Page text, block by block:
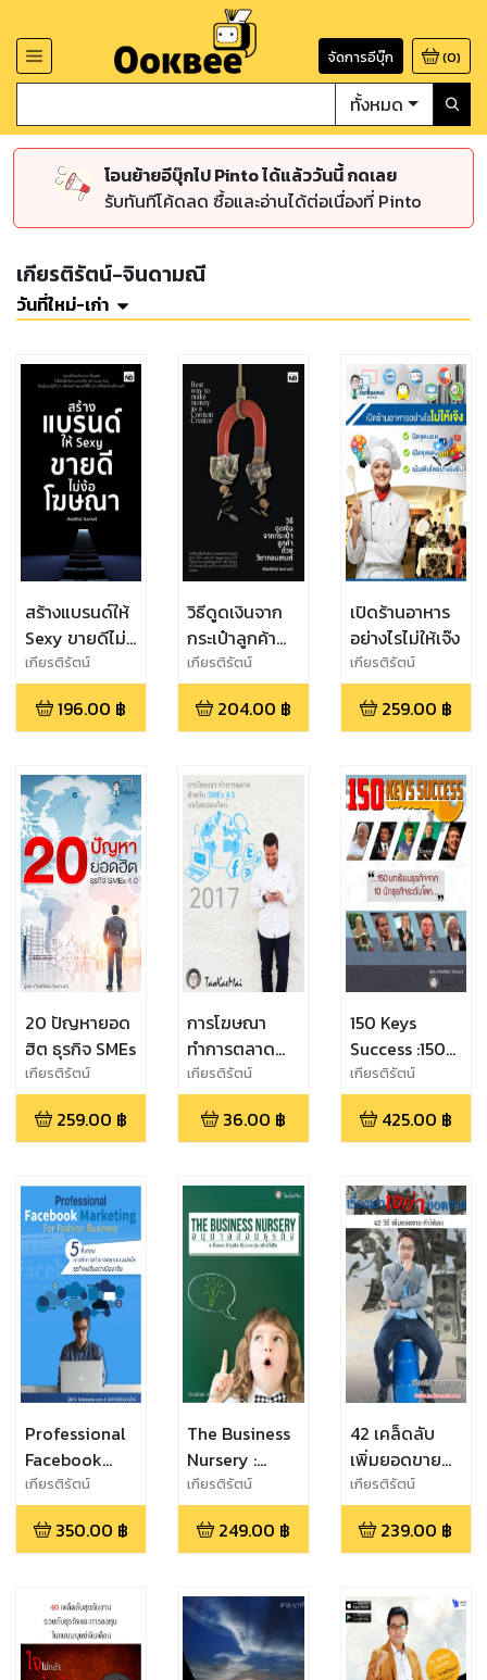
จัดการอีบุ๊ก (0)
ทั้งหมด
โอนย้ายอีบุ๊กไป Pinto ได้แล้ววันนี้ กดเลย
รับทันทีโค้ดลด ซื้อและอ่านได้ต่อเนื่องที่ Pinto
เกียรติรัตน์-จินดามณี
วันที่ใหม่-เก่า
สร้างแบรนด์ให้
Sexy ขายดีไม่
ง้อโฆษณา
เกียรติรัตน์
จินดามณี
196.00 ฿
วิธีดูดเงินจาก
กระเป๋าลูกค้า
ด้วยวิชาคอน
เทนต์
เกียรติรัตน์
จินดามณี
204.00 ฿
เปิดร้านอาหาร
อย่างไรไม่ให้เจ๊ง
เกียรติรัตน์
จินดามณี
259.00 ฿
20 ปัญหายอด
ฮิต ธุรกิจ SMEs
เกียรติรัตน์
จินดามณี
259.00 ฿
การโฆษณา
ทำการตลาด
ออนไลน์ปี 2017
สำหรับ SMEs
4.0
เกียรติรัตน์
จินดามณี
36.00 ฿
150 Keys
Success :150
บทเรียนธุรกิจสู่
ความสำเร็จจาก
10 นักธุรกิจ
เกียรติรัตน์
จินดามณี
425.00 ฿
Professional
Facebook
Marketing For
Fashion
Business.(1)
เกียรติรัตน์
จินดามณี, อรรถ
วิทย์ จูกระจ่าง
350.00 ฿
The Business
Nursery :
อนุบาลสอน
ธุรกิจ
เกียรติรัตน์
จินดามณี
249.00 ฿
42 เคล็ดลับ
เพิ่มยอดขาย
ทำได้เอง
เกียรติรัตน์
จินดามณี
239.00 ฿